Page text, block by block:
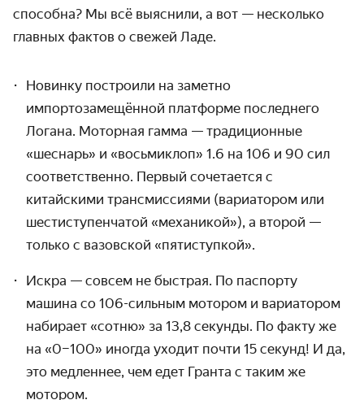
способна? Мы всё выяснили, а вот — несколько
главных фактов о свежей Ладе.
Новинку построили на заметно
импортозамещённой платформе последнего
Логана. Моторная гамма — традиционные
«шеснарь» и «восьмиклоп» 1.6 на 106 и 90 сил
соответственно. Первый сочетается с
китайскими трансмиссиями (вариатором или
шестиступенчатой «механикой»), а второй —
только с вазовской «пятиступкой».
Искра — совсем не быстрая. По паспорту
машина со 106-сильным мотором и вариатором
набирает «сотню» за 13,8 секунды. По факту же
на «0–100» иногда уходит почти 15 секунд! И да,
это медленнее, чем едет Гранта с таким же
мотором.